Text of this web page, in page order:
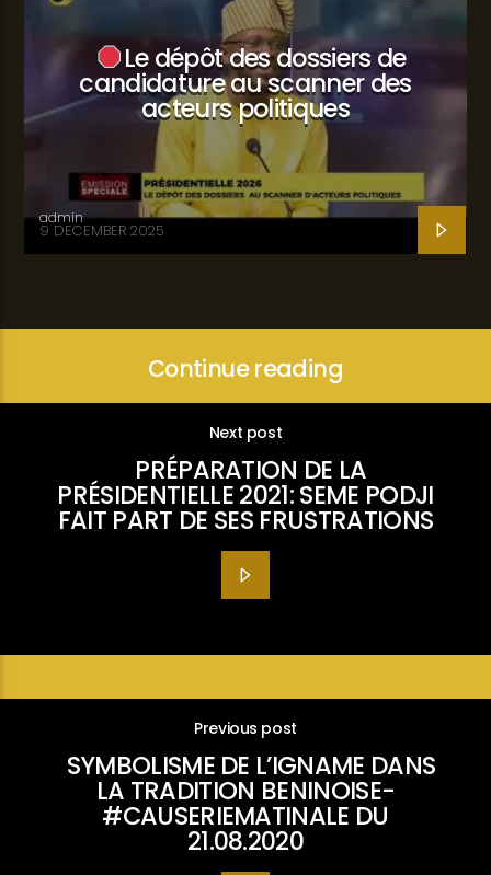
Le dépôt des dossiers de
candidature au scanner des
acteurs politiques
admin
9 DECEMBER 2025
Continue reading
Next post
PRÉPARATION DE LA
PRÉSIDENTIELLE 2021: SEME PODJI
FAIT PART DE SES FRUSTRATIONS
Previous post
SYMBOLISME DE L’IGNAME DANS
LA TRADITION BENINOISE-
#CAUSERIEMATINALE DU
21.08.2020